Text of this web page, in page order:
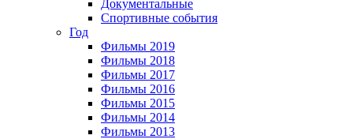
Документальные
Спортивные события
Год
Фильмы 2019
Фильмы 2018
Фильмы 2017
Фильмы 2016
Фильмы 2015
Фильмы 2014
Фильмы 2013